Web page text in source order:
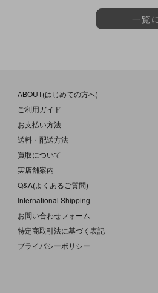
一覧
ABOUT(はじめての方へ)
ご利用ガイド
お支払い方法
送料・配送方法
買取について
実店舗案内
Q&A(よくあるご質問)
International Shipping
お問い合わせフォーム
特定商取引法に基づく表記
プライバシーポリシー